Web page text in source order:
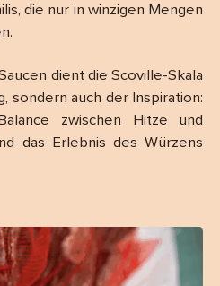
die nur in winzigen Mengen
dient die Scoville-Skala
sondern auch der Inspiration:
zwischen Hitze und
das Erlebnis des Würzens